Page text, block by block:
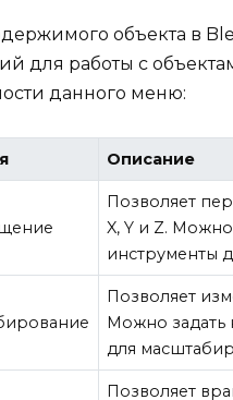
объекта в
для работы с
данного меню:
Описание
Позволяет
X, Y и Z.
инструменты
Позволяет
Можно задать
для
Позволяет